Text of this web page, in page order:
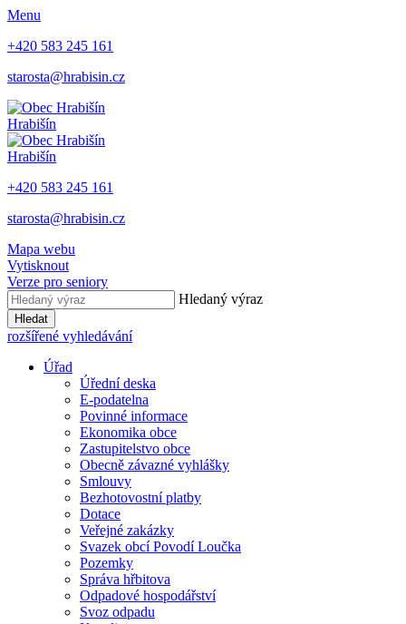
Menu
+420 583 245 161
starosta@hrabisin.cz
Hrabišín
Hrabišín
+420 583 245 161
starosta@hrabisin.cz
Mapa webu
Vytisknout
Verze pro seniory
Hledaný výraz
Hledat
rozšířené vyhledávání
Úřad
Úřední deska
E-podatelna
Povinné informace
Ekonomika obce
Zastupitelstvo obce
Obecně závazné vyhlášky
Smlouvy
Bezhotovostní platby
Dotace
Veřejné zakázky
Svazek obcí Povodí Loučka
Pozemky
Správa hřbitova
Odpadové hospodářství
Svoz odpadu